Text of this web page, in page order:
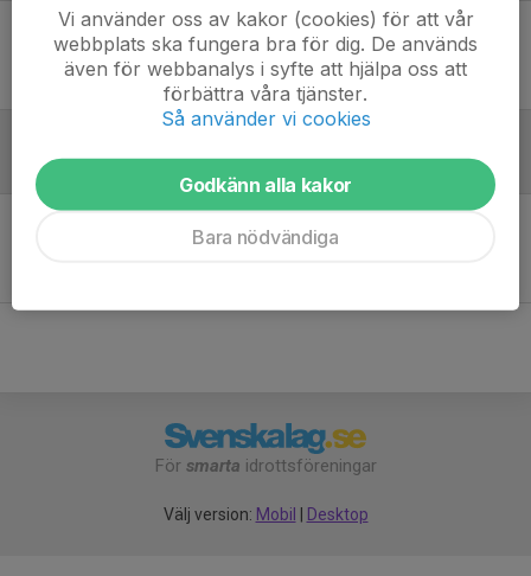
Ingen uppställning ifylld
Inför match
Inget skrivet
För smarta idrottsföreningar
Välj version: Mobil Desktop
Vi använder oss av kakor (cookies) för att vår
webbplats ska fungera bra för dig. De används
även för webbanalys i syfte att hjälpa oss att
förbättra våra tjänster.
Så använder vi cookies
Godkänn alla kakor
Bara nödvändiga